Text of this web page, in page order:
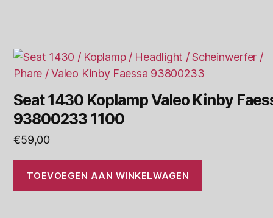
Seat 1430 Koplamp Valeo Kinby
93800233 1100
€59,00
TOEVOEGEN AAN WINKELWAGEN